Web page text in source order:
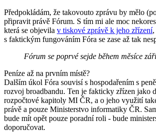
Předpokládám, že takovouto zprávu by mělo
připravit právě Fórum. S tím mi ale moc
která se objevila v tiskové zprávě k jeho zřízení,
s faktickým fungováním Fóra se zase až tak
Fórum se poprvé sejde během měsíce
Peníze až na prvním místě?
Dalším úkol Fóra souvisí s hospodařením s
rozvoj broadbandu. Ten je fakticky zřízen jako
rozpočtové kapitoly MI ČR, a o jeho využití
právě a pouze Ministerstvo informatiky ČR.
bude mít opět pouze poradní roli - bude
doporučovat.